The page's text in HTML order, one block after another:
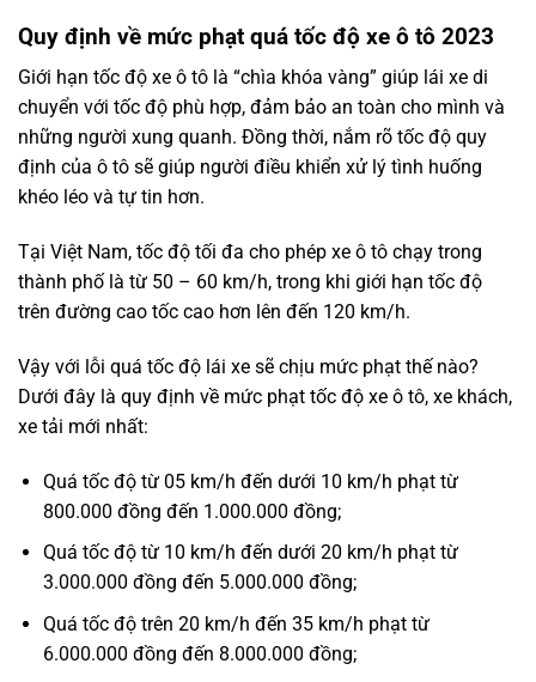
Quy định về mức phạt quá tốc độ xe ô tô 2023
Giới hạn tốc độ xe ô tô là “chìa khóa vàng” giúp lái xe di
chuyển với tốc độ phù hợp, đảm bảo an toàn cho mình và
những người xung quanh. Đồng thời, nắm rõ tốc độ quy
định của ô tô sẽ giúp người điều khiển xử lý tình huống
khéo léo và tự tin hơn.
Tại Việt Nam, tốc độ tối đa cho phép xe ô tô chạy trong
thành phố là từ 50 – 60 km/h, trong khi giới hạn tốc độ
trên đường cao tốc cao hơn lên đến 120 km/h.
Vậy với lỗi quá tốc độ lái xe sẽ chịu mức phạt thế nào?
Dưới đây là quy định về mức phạt tốc độ xe ô tô, xe khách,
xe tải mới nhất:
Quá tốc độ từ 05 km/h đến dưới 10 km/h phạt từ
800.000 đồng đến 1.000.000 đồng;
Quá tốc độ từ 10 km/h đến dưới 20 km/h phạt từ
3.000.000 đồng đến 5.000.000 đồng;
Quá tốc độ trên 20 km/h đến 35 km/h phạt từ
6.000.000 đồng đến 8.000.000 đồng;